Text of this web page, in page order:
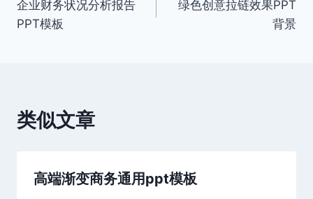
章
企业财务状况分析报告
PPT模板
绿色创意拉链效果PPT
背景
类似文章
高端渐变商务通用ppt模板